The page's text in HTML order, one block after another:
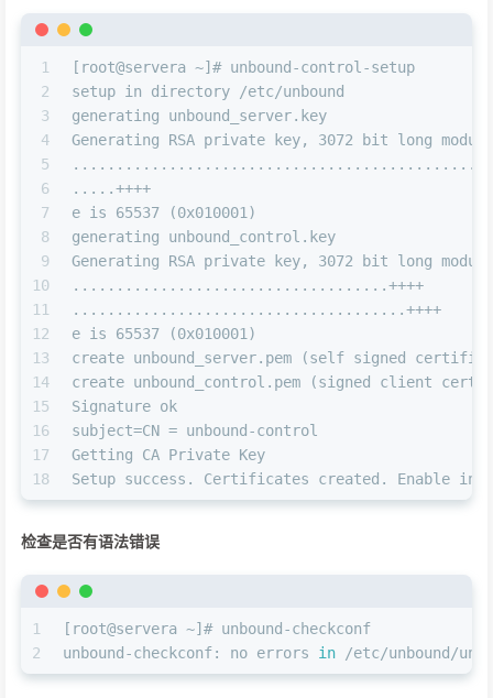
1
2
3
4
5
6
7
8
9
10
11
12
13
14
15
16
17
18
[root@servera ~]# unbound-control-setup
setup in directory /etc/unbound
generating unbound_server.key
Generating RSA private key, 3072 bit long
.....++++
e is 65537 (0x010001)
generating unbound_control.key
Generating RSA private key, 3072 bit long
....................................++++
......................................++++
e is 65537 (0x010001)
create unbound_server.pem (self signed
create unbound_control.pem (signed client
Signature ok
subject=CN = unbound-control
Getting CA Private Key
Setup success. Certificates created. Enable in
检查是否有语法错误
1
2
[root@servera ~]# unbound-checkconf
unbound-checkconf: no errors in /etc/unbound/